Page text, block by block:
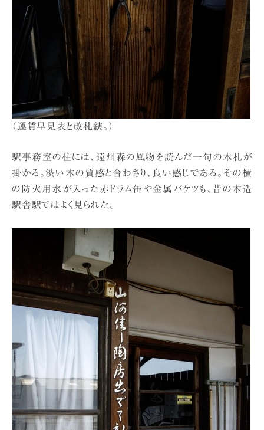
（運賃早見表と改札鋏。）
駅事務室の柱には、遠州森の風物を読んだ一句の木札が
掛かる。渋い木の質感と合わさり、良い感じである。その横
の防火用水が入った赤ドラム缶や金属バケツも、昔の木造
駅舎駅ではよく見られた。